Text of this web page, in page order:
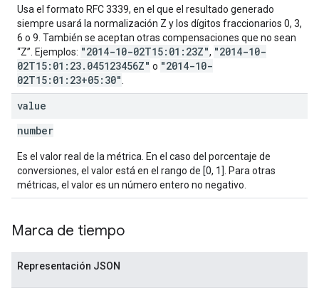
Usa el formato RFC 3339, en el que el resultado generado
siempre usará la normalización Z y los dígitos fraccionarios 0, 3,
6 o 9. También se aceptan otras compensaciones que no sean
“Z”. Ejemplos: "2014-10-02T15:01:23Z", "2014-10-
02T15:01:23.045123456Z" o "2014-10-
02T15:01:23+05:30"
value
number
Es el valor real de la métrica. En el caso del porcentaje de
conversiones, el valor está en el rango de [0, 1]. Para otras
métricas, el valor es un número entero no negativo.
Marca de tiempo
Representación JSON